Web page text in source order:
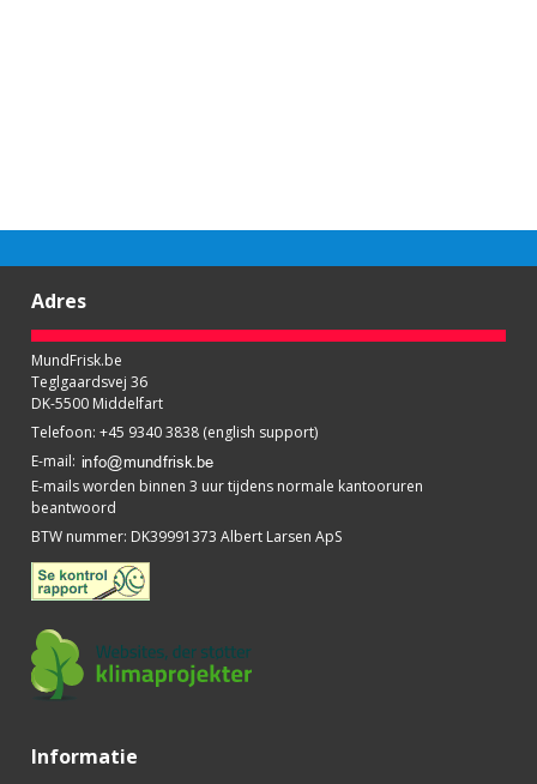
Adres
MundFrisk.be
Teglgaardsvej 36
DK-5500 Middelfart
Telefoon: +45 9340 3838 (english support)
E-mail:
E-mails worden binnen 3 uur tijdens normale kantooruren
beantwoord
BTW nummer: DK39991373 Albert Larsen ApS
Informatie